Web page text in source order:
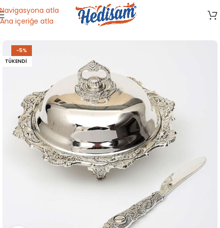
Navigasyona atla
Ana içeriğe atla
Ana Sayfa/ Mutfak Gereçleri /Kahvaltılık
-5%
TÜKENDI